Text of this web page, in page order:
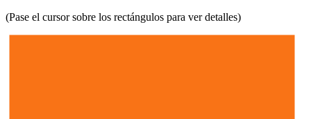
(Pase el cursor sobre los rectángulos para ver detalles)